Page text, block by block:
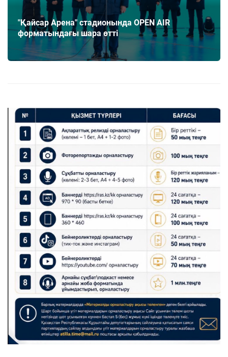
"Қайсар Арена" стадионында OPEN AIR
форматындағы шара өтті